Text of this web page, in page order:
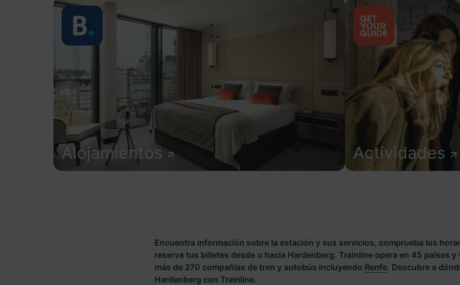
Alojamientos Actividades
Encuentra información sobre la estación y sus servicios, comprueba los
reserva tus billetes desde o hacia Hardenberg. Trainline opera en 45 países y
más de 270 compañías de tren y autobús incluyendo Renfe. Descubre a
Hardenberg con Trainline.